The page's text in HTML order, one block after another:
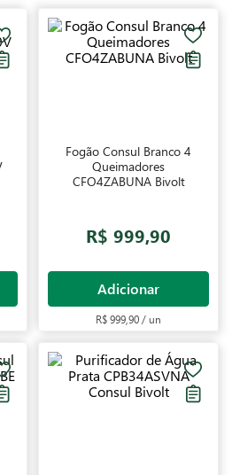
Fogão Consul Branco 4
Queimadores
CFO4ZABUNA Bivolt
R$ 999,90
Adicionar
R$ 999,90 / un